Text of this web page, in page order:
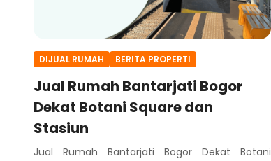
DIJUAL RUMAH BERITA PROPERTI
Jual Rumah Bantarjati Bogor
Dekat Botani Square dan
Stasiun
Jual Rumah Bantarjati Bogor Dekat Botani